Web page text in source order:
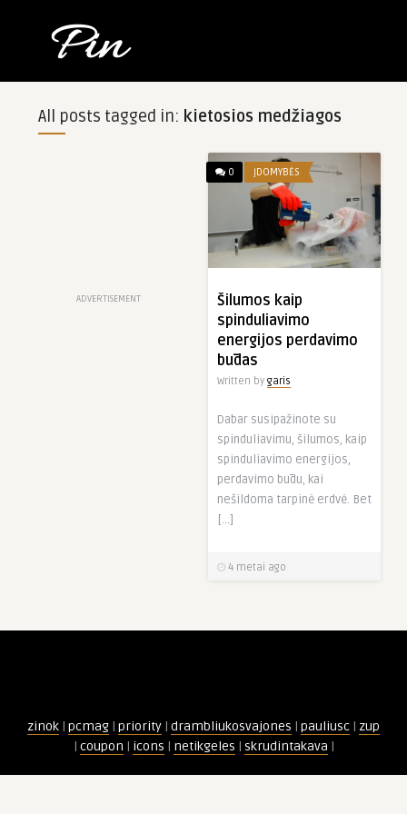
All posts tagged in: kietosios medžiagos
ADVERTISEMENT
0 ĮDOMYBĖS
Šilumos kaip
spinduliavimo
energijos perdavimo
būdas
Written by garis
Dabar susipažinote su
spinduliavimu, šilumos, kaip
spinduliavimo energijos,
perdavimo būdu, kai
nešildoma tarpinė erdvė. Bet
[…]
4 metai ago
zinok | pcmag | priority | drambliukosvajones | pauliusc | zup
| coupon | icons | netikgeles | skrudintakava |